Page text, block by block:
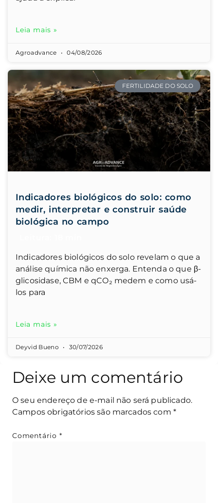
Leia mais »
Agroadvance 04/08/2026
FERTILIDADE DO SOLO
Indicadores biológicos do solo: como
medir, interpretar e construir saúde
biológica no campo
Indicadores biológicos do solo revelam o que a
análise química não enxerga. Entenda o que β-
glicosidase, CBM e qCO₂ medem e como usá-
los para
Leia mais »
Deyvid Bueno 30/07/2026
Deixe um comentário
O seu endereço de e-mail não será publicado.
Campos obrigatórios são marcados com *
Comentário *